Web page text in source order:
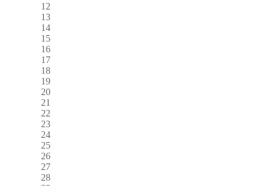
12
13
14
15
16
17
18
19
20
21
22
23
24
25
26
27
28